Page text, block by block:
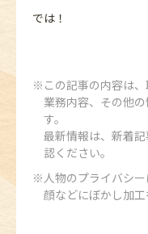
では！
この記事の内容は
業務内容、その他
す。
最新情報は、新着
認ください。
人物のプライバシ
顔などにぼかし加工